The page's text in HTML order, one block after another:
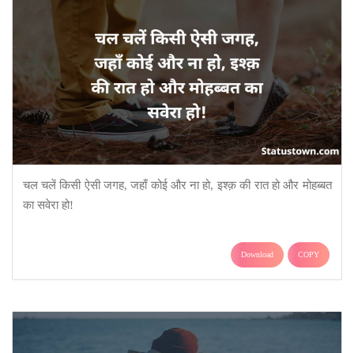
चल चलें किसी ऐसी जगह, जहाँ कोई और ना हो, इश्क़ की रात हो और मोहब्बत
का सवेरा हो!
Download COPY